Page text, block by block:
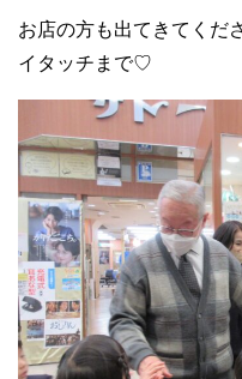
お店の方も出てきてくだ
イタッチまで♡